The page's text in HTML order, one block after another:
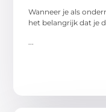
Wanneer je als
het belangrijk dat je
...